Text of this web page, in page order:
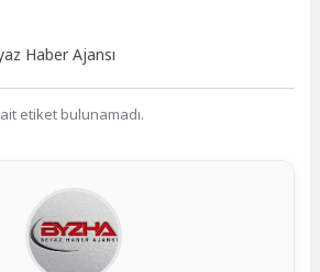
Haber Ajansı
etiket bulunamadı.